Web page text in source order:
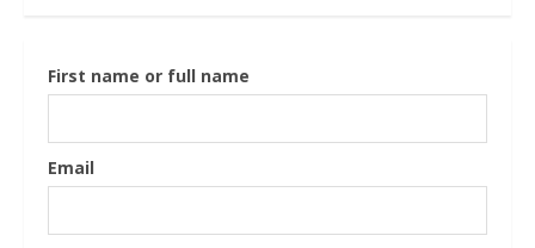
First name or full name
Email